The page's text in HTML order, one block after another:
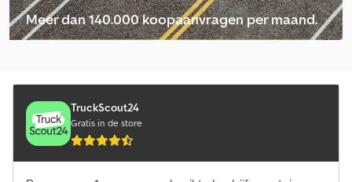
Koch Paardenaanhangers / Paardentrailers
Multitrailer Aanhangers
Overige Paardenaanhangers / Paardentrailers
Meer dan 140.000 koopaanvragen per maand.
TruckScout24
Gratis in de store